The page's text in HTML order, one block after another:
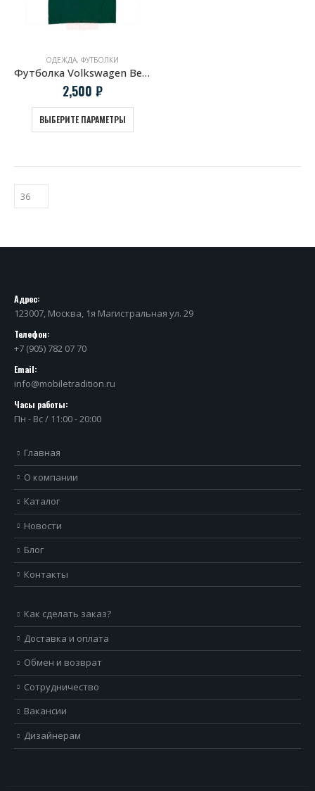
ОДЕЖДА, ФУТБОЛКИ
Футболка Volkswagen Beer темно зеленая
2,500 ₽
ВЫБЕРИТЕ ПАРАМЕТРЫ
Адрес:
123007, Москва, 1я Магистральная ул. 29
Телефон:
+7 (905) 782 07 70
Email:
info@mobiletradition.ru
Часы работы:
Пн - Вс / 11:00 - 20:00
Главная
О компании
Каталог
Новости
Блог
Контакты
Как сделать заказ?
Доставка и оплата
Обмен и возврат
Сотрудничество
Вакансии
Дизайнерам